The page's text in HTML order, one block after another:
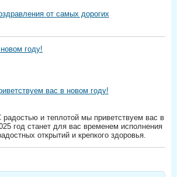
году!
радостью и теплотой мы приветствуем вас в
год станет для вас временем исполнения
открытий и крепкого здоровья.